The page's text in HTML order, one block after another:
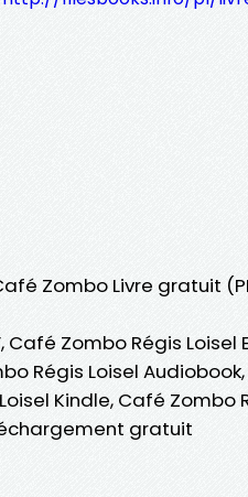
Zombo Livre gratuit
Café Zombo Régis Loisel
Régis Loisel
Kindle, Café Zombo
gratuit